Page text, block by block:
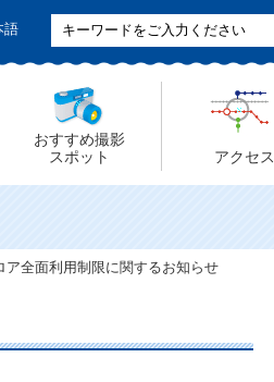
語
おすすめ撮影
スポット
アクセス
全面利用制限に関するお知らせ